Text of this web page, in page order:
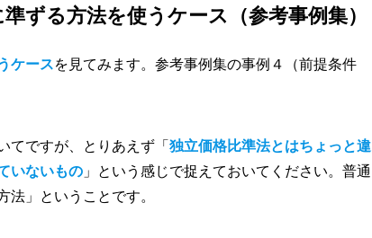
ずる方法を使うケース（参考事例集）
ケースを見てみます。参考事例集の事例４（前提条件
ですが、とりあえず「 独立価格比準法とはちょっと違
いないもの 」という感じで捉えておいてください。普通
法」ということです。